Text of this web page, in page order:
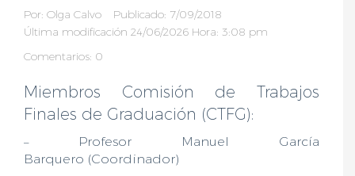
Por: Olga Calvo
Publicado: 7/09/2018
Última modificación 24/06/2026 Hora: 3:08 pm
Comentarios: 0
Miembros Comisión de Trabajos
Finales de Graduación (CTFG):
– Profesor Manuel García
Barquero (Coordinador)